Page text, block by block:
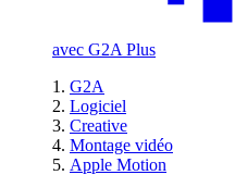
avec G2A Plus
G2A
Logiciel
Creative
Montage vidéo
Apple Motion